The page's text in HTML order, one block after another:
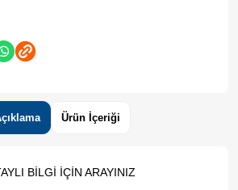
Ürün İçeriği
BİLGİ İÇİN ARAYINIZ